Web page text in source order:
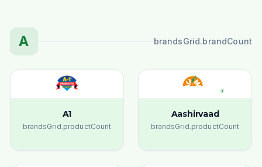
A brandsGrid.brandCount
A1
brandsGrid.productCount
Aashirvaad
brandsGrid.productCount